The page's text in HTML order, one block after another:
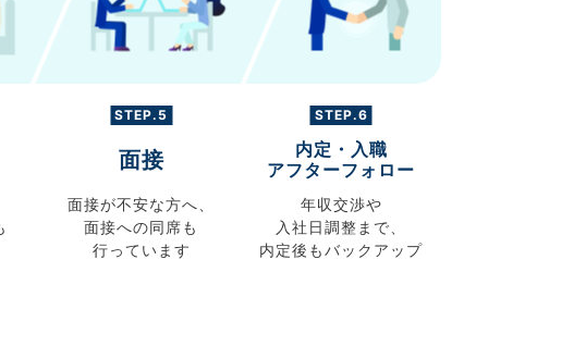
STEP.5
面接
面接が不安な方へ、
面接への同席も
行っています
STEP.6
内定・入職
アフターフォロー
年収交渉や
入社日調整まで、
内定後もバックアップ